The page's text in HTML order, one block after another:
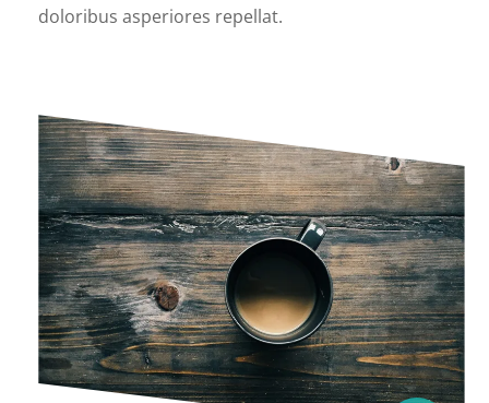
doloribus asperiores repellat.